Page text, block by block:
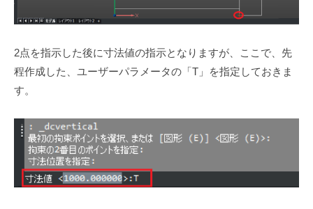
2点を指示した後に寸法値の指示となりますが、ここで、先
程作成した、ユーザーパラメータの「T」を指定しておきま
す。